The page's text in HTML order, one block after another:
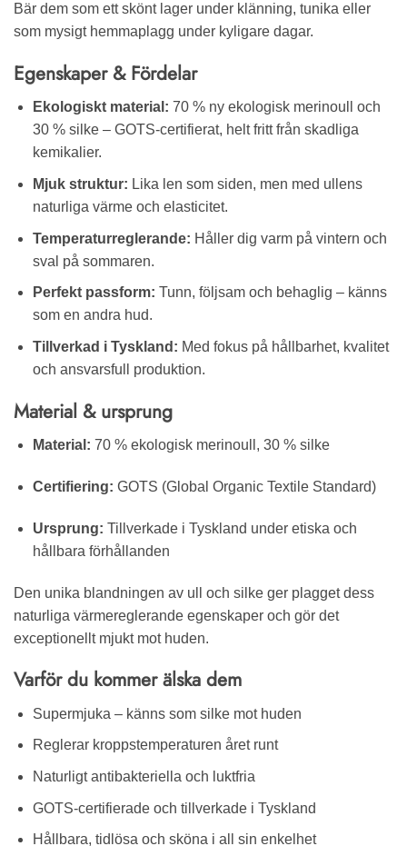
Bär dem som ett skönt lager under klänning, tunika eller
som mysigt hemmaplagg under kyligare dagar.
Egenskaper & Fördelar
Ekologiskt material: 70 % ny ekologisk merinoull och
30 % silke – GOTS-certifierat, helt fritt från skadliga
kemikalier.
Mjuk struktur: Lika len som siden, men med ullens
naturliga värme och elasticitet.
Temperaturreglerande: Håller dig varm på vintern och
sval på sommaren.
Perfekt passform: Tunn, följsam och behaglig – känns
som en andra hud.
Tillverkad i Tyskland: Med fokus på hållbarhet, kvalitet
och ansvarsfull produktion.
Material & ursprung
Material: 70 % ekologisk merinoull, 30 % silke
Certifiering: GOTS (Global Organic Textile Standard)
Ursprung: Tillverkade i Tyskland under etiska och
hållbara förhållanden
Den unika blandningen av ull och silke ger plagget dess
naturliga värmereglerande egenskaper och gör det
exceptionellt mjukt mot huden.
Varför du kommer älska dem
Supermjuka – känns som silke mot huden
Reglerar kroppstemperaturen året runt
Naturligt antibakteriella och luktfria
GOTS-certifierade och tillverkade i Tyskland
Hållbara, tidlösa och sköna i all sin enkelhet